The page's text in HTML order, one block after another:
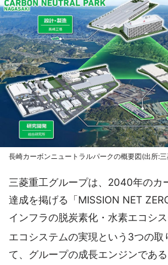
長崎カーボンニュートラルパークの概要図(出所:
三菱重工グループは、2040年のカ
達成を掲げる「MISSION NET
インフラの脱炭素化・水素エコシ
エコシステムの実現という3つの取
て、グループの成長エンジンであ